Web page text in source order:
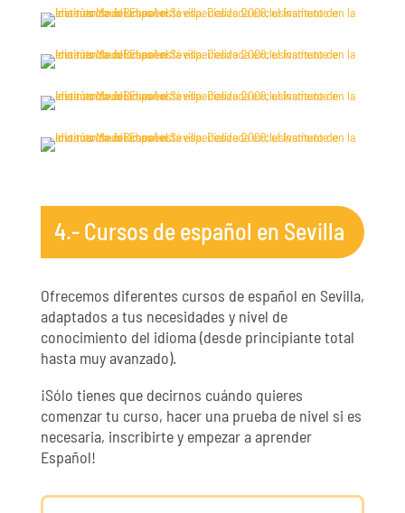
4.- Cursos de español en Sevilla
Ofrecemos diferentes cursos de español en Sevilla,
adaptados a tus necesidades y nivel de
conocimiento del idioma (desde principiante total
hasta muy avanzado).
¡Sólo tienes que decirnos cuándo quieres
comenzar tu curso, hacer una prueba de nivel si es
necesaria, inscribirte y empezar a aprender
Español!